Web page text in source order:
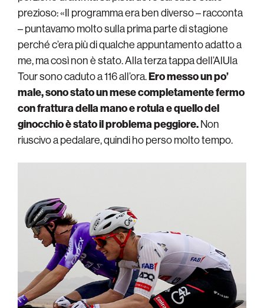
prezioso: «Il programma era ben diverso – racconta
– puntavamo molto sulla prima parte di stagione
perché c’era più di qualche appuntamento adatto a
me, ma così non è stato. Alla terza tappa dell’AlUla
Tour sono caduto a 116 all’ora.Ero messo un po’
male, sono stato un mese completamente fermo
con frattura della mano e rotula e quello del
ginocchio è stato il problema peggiore.Non
riuscivo a pedalare, quindi ho perso molto tempo.